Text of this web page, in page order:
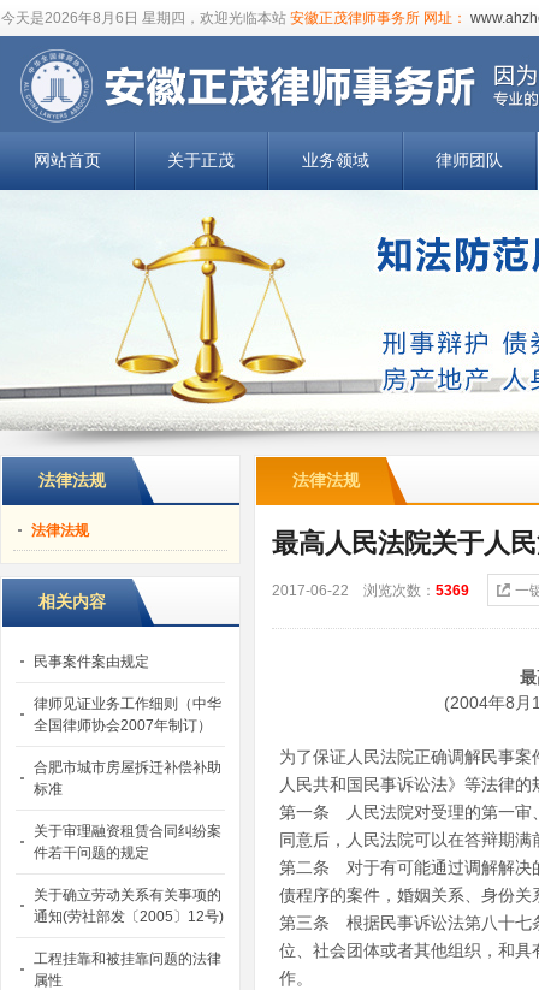
今天是2026年8月6日 星期四，欢迎光临本站 安徽正茂律师事务所 网址：
网站首页 关于正茂 业务领域 律师团队
法律法规
法律法规
相关内容
民事案件案由规定
律师见证业务工作细则（中华
全国律师协会2007年制订）
合肥市城市房屋拆迁补偿补助
标准
关于审理融资租赁合同纠纷案
件若干问题的规定
关于确立劳动关系有关事项的
通知(劳社部发〔2005〕12号)
工程挂靠和被挂靠问题的法律
属性
法律法规
最高人民法院关于人
2017-06-22 浏览次数：5369 一
(2004年8月
为了保证人民法院正确调解民事
人民共和国民事诉讼法》等法律
第一条 人民法院对受理的第一审
同意后，人民法院可以在答辩期满
第二条 对于有可能通过调解解决
债程序的案件，婚姻关系、身份
第三条 根据民事诉讼法第八十七
位、社会团体或者其他组织，和
作。